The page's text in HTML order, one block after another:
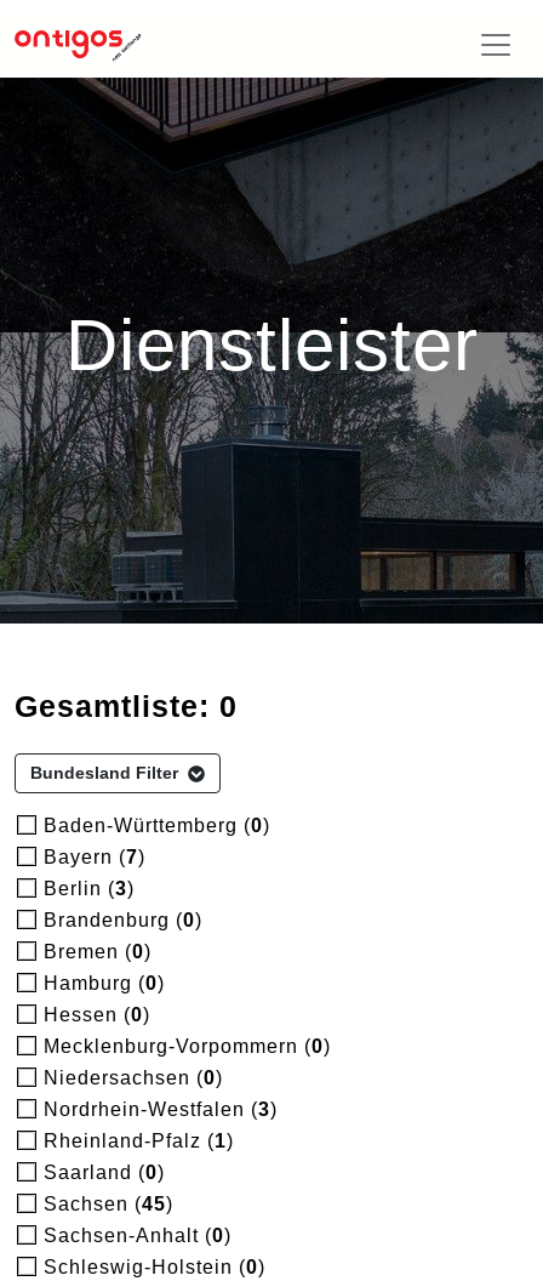
Dienstleister
Gesamtliste: 0
Bundesland Filter
Baden-Württemberg (0)
Bayern (7)
Berlin (3)
Brandenburg (0)
Bremen (0)
Hamburg (0)
Hessen (0)
Mecklenburg-Vorpommern (0)
Niedersachsen (0)
Nordrhein-Westfalen (3)
Rheinland-Pfalz (1)
Saarland (0)
Sachsen (45)
Sachsen-Anhalt (0)
Schleswig-Holstein (0)